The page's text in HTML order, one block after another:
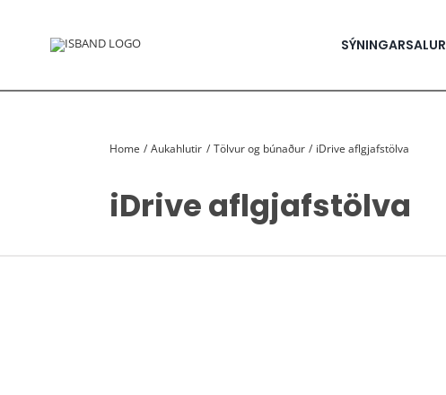
SÝNINGARSALUR
Home Aukahlutir Tölvur og búnaður iDrive aflgjafstölva
iDrive aflgjafstölva